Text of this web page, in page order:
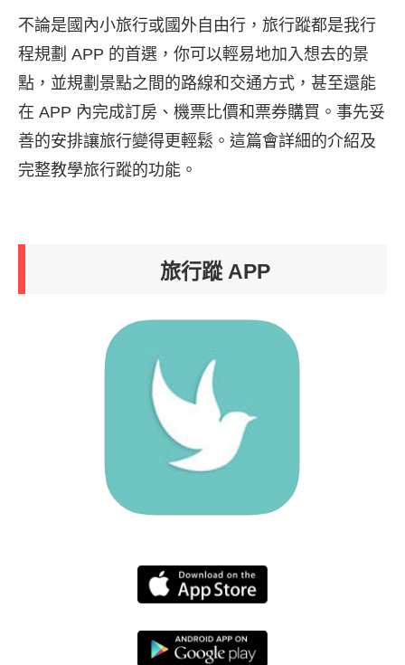
不論是國內小旅行或國外自由行，旅行蹤都是我行
程規劃 APP 的首選，你可以輕易地加入想去的景
點，並規劃景點之間的路線和交通方式，甚至還能
在 APP 內完成訂房、機票比價和票券購買。事先妥
善的安排讓旅行變得更輕鬆。這篇會詳細的介紹及
完整教學旅行蹤的功能。
旅行蹤 APP